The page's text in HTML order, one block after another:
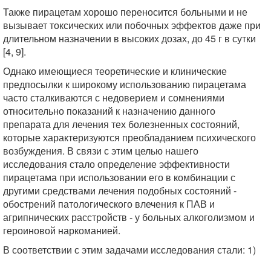
Также пирацетам хорошо переносится больными и не
вызывает токсических или побочных эффектов даже при
длительном назначении в высоких дозах, до 45 г в сутки
[4, 9].
Однако имеющиеся теоретические и клинические
предпосылки к широкому использованию пирацетама
часто сталкиваются с недоверием и сомнениями
относительно показаний к назначению данного
препарата для лечения тех болезненных состояний,
которые характеризуются преобладанием психического
возбуждения. В связи с этим целью нашего
исследования стало определение эффективности
пирацетама при использовании его в комбинации с
другими средствами лечения подобных состояний -
обострений патологического влечения к ПАВ и
агрипнических расстройств - у больных алкоголизмом и
героиновой наркоманией.
В соответствии с этим задачами исследования стали: 1)